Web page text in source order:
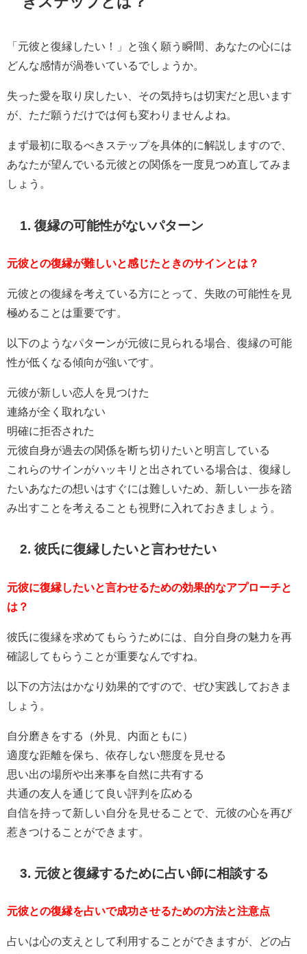
「元彼と復縁したい！」と強く願う瞬間、あなたの心には
どんな感情が渦巻いているでしょうか。
失った愛を取り戻したい、その気持ちは切実だと思います
が、ただ願うだけでは何も変わりませんよね。
まず最初に取るべきステップを具体的に解説しますので、
あなたが望んでいる元彼との関係を一度見つめ直してみま
しょう。
1. 復縁の可能性がないパターン
元彼との復縁が難しいと感じたときのサインとは？
元彼との復縁を考えている方にとって、失敗の可能性を見
極めることは重要です。
以下のようなパターンが元彼に見られる場合、復縁の可能
性が低くなる傾向が強いです。
元彼が新しい恋人を見つけた
連絡が全く取れない
明確に拒否された
元彼自身が過去の関係を断ち切りたいと明言している
これらのサインがハッキリと出されている場合は、復縁し
たいあなたの想いはすぐには難しいため、新しい一歩を踏
み出すことを考えることも視野に入れておきましょう。
2. 彼氏に復縁したいと言わせたい
元彼に復縁したいと言わせるための効果的なアプローチと
は？
彼氏に復縁を求めてもらうためには、自分自身の魅力を再
確認してもらうことが重要なんですね。
以下の方法はかなり効果的ですので、ぜひ実践しておきま
しょう。
自分磨きをする（外見、内面ともに）
適度な距離を保ち、依存しない態度を見せる
思い出の場所や出来事を自然に共有する
共通の友人を通じて良い評判を広める
自信を持って新しい自分を見せることで、元彼の心を再び
惹きつけることができます。
3. 元彼と復縁するために占い師に相談する
元彼との復縁を占いで成功させるための方法と注意点
占いは心の支えとして利用することができますが、どの占